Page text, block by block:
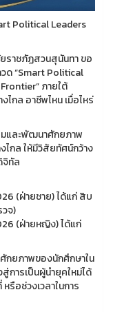
Political Leaders
ราชภัฏสวนสุนันทา ขอ
ด “Smart Political
ภายใต้
กล อาชีพไหน เมื่อไหร่
มและพัฒนาศักยภาพ
ไกล ให้มีวิสัยทัศน์กว้าง
จิทัล
(ฝ่ายชาย) ได้แก่ สิบ
จ)
(ฝ่ายหญิง) ได้แก่
กยภาพของนักศึกษาใน
การเป็นผู้นำยุคใหม่ได้
รือช่วงเวลาในการ